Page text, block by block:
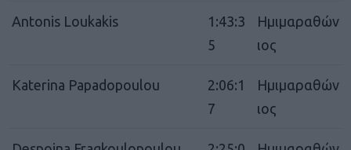
Antonis Loukakis
1:43:3
5
Ημιμαραθών
ιος
Katerina Papadopoulou
2:06:1
7
Ημιμαραθών
ιος